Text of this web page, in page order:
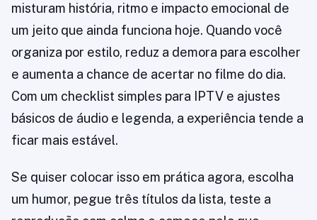
misturam história, ritmo e impacto emocional de
um jeito que ainda funciona hoje. Quando você
organiza por estilo, reduz a demora para escolher
e aumenta a chance de acertar no filme do dia.
Com um checklist simples para IPTV e ajustes
básicos de áudio e legenda, a experiência tende a
ficar mais estável.
Se quiser colocar isso em prática agora, escolha
um humor, pegue três títulos da lista, teste a